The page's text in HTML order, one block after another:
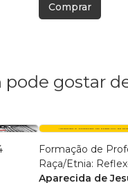
Comprar
gostar
Formação de
Raça/Etnia:
Sugestões de
Aparecida de